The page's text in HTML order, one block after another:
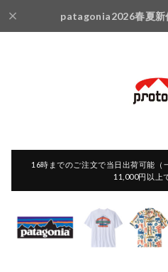
patagonia2026春夏新
16時までのご注文で当日出荷可能（
11,000円以上